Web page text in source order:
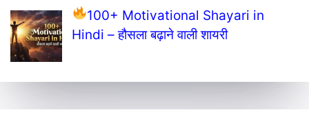
100+ Motivational Shayari in
Hindi – हौसला बढ़ाने वाली शायरी